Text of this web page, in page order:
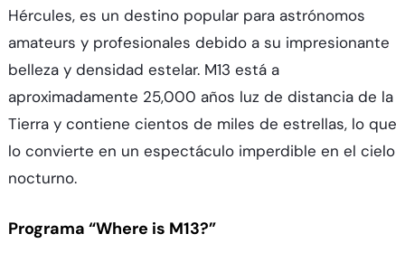
Hércules, es un destino popular para astrónomos
amateurs y profesionales debido a su impresionante
belleza y densidad estelar. M13 está a
aproximadamente 25,000 años luz de distancia de la
Tierra y contiene cientos de miles de estrellas, lo que
lo convierte en un espectáculo imperdible en el cielo
nocturno.
Programa “Where is M13?”